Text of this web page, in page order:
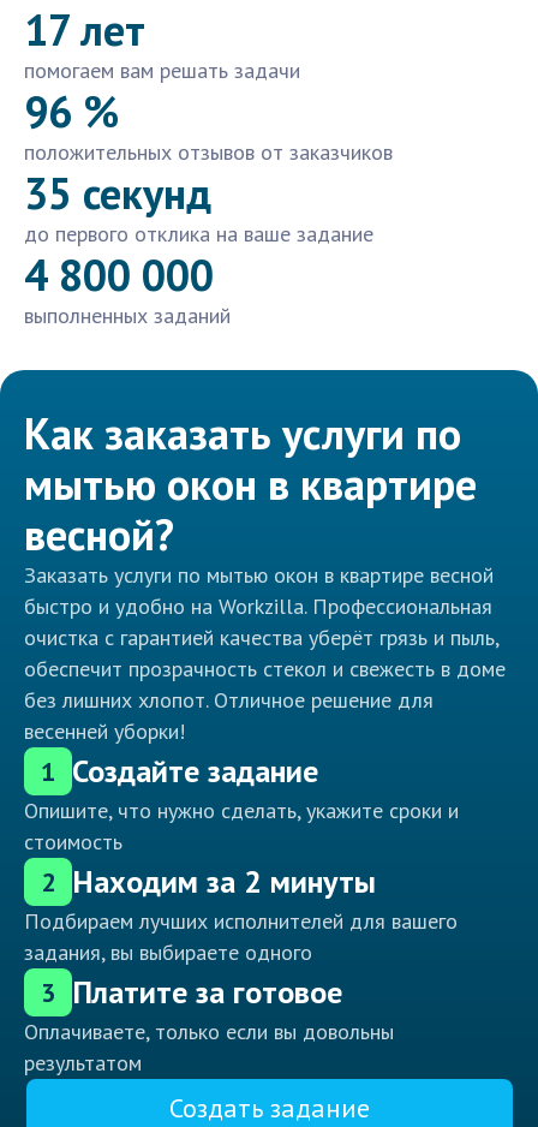
17 лет
помогаем вам решать задачи
96 %
положительных отзывов от заказчиков
35 секунд
до первого отклика на ваше задание
4 800 000
выполненных заданий
Как заказать услуги по
мытью окон в квартире
весной?
Заказать услуги по мытью окон в квартире весной
быстро и удобно на Workzilla. Профессиональная
очистка с гарантией качества уберёт грязь и пыль,
обеспечит прозрачность стекол и свежесть в доме
без лишних хлопот. Отличное решение для
весенней уборки!
1 Создайте задание
Опишите, что нужно сделать, укажите сроки и
стоимость
2 Находим за 2 минуты
Подбираем лучших исполнителей для вашего
задания, вы выбираете одного
3 Платите за готовое
Оплачиваете, только если вы довольны
результатом
Создать задание